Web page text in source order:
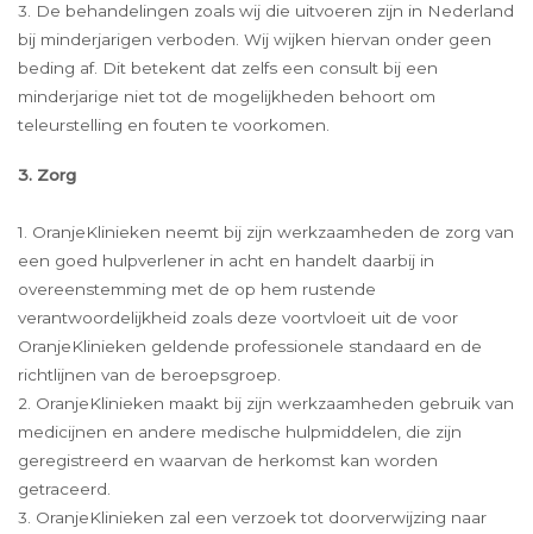
3. De behandelingen zoals wij die uitvoeren zijn in Nederland
bij minderjarigen verboden. Wij wijken hiervan onder geen
beding af. Dit betekent dat zelfs een consult bij een
minderjarige niet tot de mogelijkheden behoort om
teleurstelling en fouten te voorkomen.
3. Zorg
1. OranjeKlinieken neemt bij zijn werkzaamheden de zorg van
een goed hulpverlener in acht en handelt daarbij in
overeenstemming met de op hem rustende
verantwoordelijkheid zoals deze voortvloeit uit de voor
OranjeKlinieken geldende professionele standaard en de
richtlijnen van de beroepsgroep.
2. OranjeKlinieken maakt bij zijn werkzaamheden gebruik van
medicijnen en andere medische hulpmiddelen, die zijn
geregistreerd en waarvan de herkomst kan worden
getraceerd.
3. OranjeKlinieken zal een verzoek tot doorverwijzing naar